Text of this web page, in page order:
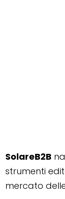
SolareB2B
strumenti
mercato